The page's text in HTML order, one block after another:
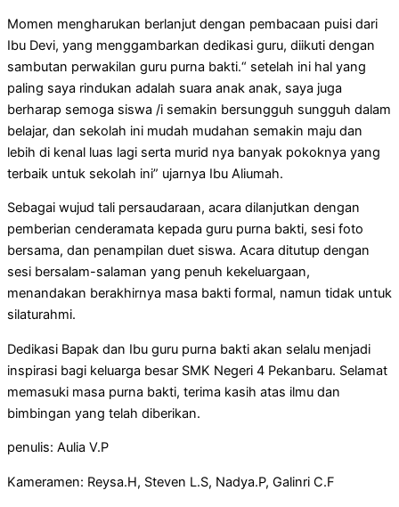
Momen mengharukan berlanjut dengan pembacaan puisi dari
Ibu Devi, yang menggambarkan dedikasi guru, diikuti dengan
sambutan perwakilan guru purna bakti.“ setelah ini hal yang
paling saya rindukan adalah suara anak anak, saya juga
berharap semoga siswa /i semakin bersungguh sungguh dalam
belajar, dan sekolah ini mudah mudahan semakin maju dan
lebih di kenal luas lagi serta murid nya banyak pokoknya yang
terbaik untuk sekolah ini” ujarnya Ibu Aliumah.
Sebagai wujud tali persaudaraan, acara dilanjutkan dengan
pemberian cenderamata kepada guru purna bakti, sesi foto
bersama, dan penampilan duet siswa. Acara ditutup dengan
sesi bersalam-salaman yang penuh kekeluargaan,
menandakan berakhirnya masa bakti formal, namun tidak untuk
silaturahmi.
Dedikasi Bapak dan Ibu guru purna bakti akan selalu menjadi
inspirasi bagi keluarga besar SMK Negeri 4 Pekanbaru. Selamat
memasuki masa purna bakti, terima kasih atas ilmu dan
bimbingan yang telah diberikan.
penulis: Aulia V.P
Kameramen: Reysa.H, Steven L.S, Nadya.P, Galinri C.F